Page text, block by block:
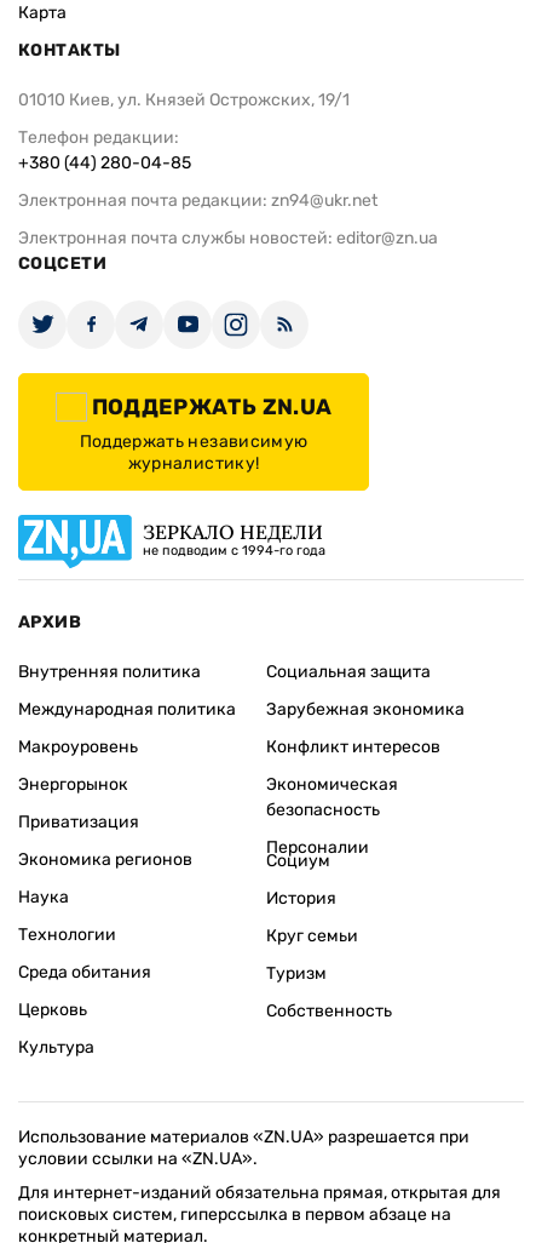
Карта
КОНТАКТЫ
01010 Киев, ул. Князей Острожских, 19/1
Телефон редакции:
+380 (44) 280-04-85
Электронная почта редакции: zn94@ukr.net
Электронная почта службы новостей: editor@zn.ua
СОЦСЕТИ
ПОДДЕРЖАТЬ ZN.UA
Поддержать независимую
журналистику!
ЗЕРКАЛО НЕДЕЛИ
не подводим с 1994-го года
АРХИВ
Внутренняя политика
Международная политика
Макроуровень
Энергорынок
Приватизация
Экономика регионов
Социальная защита
Зарубежная экономика
Конфликт интересов
Экономическая
безопасность
Персоналии
Наука
Технологии
Среда обитания
Церковь
Культура
Социум
История
Круг семьи
Туризм
Собственность
Использование материалов «ZN.UA» разрешается при
условии ссылки на «ZN.UA».
Для интернет-изданий обязательна прямая, открытая для
поисковых систем, гиперссылка в первом абзаце на
конкретный материал.